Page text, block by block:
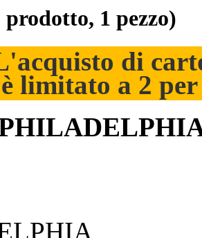
prodotto, 1 pezzo)
di
limitato a 2 per